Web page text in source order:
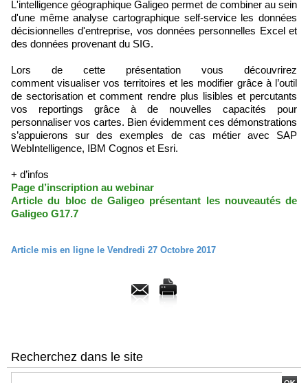
L'intelligence géographique Galigeo permet de combiner au sein
d'une même analyse cartographique self-service les données
décisionnelles d'entreprise, vos données personnelles Excel et
des données provenant du SIG.
Lors de cette présentation vous découvrirez
comment visualiser vos territoires et les modifier grâce à l’outil
de sectorisation et comment rendre plus lisibles et percutants
vos reportings grâce à de nouvelles capacités pour
personnaliser vos cartes. Bien évidemment ces démonstrations
s’appuierons sur des exemples de cas métier avec SAP
WebIntelligence, IBM Cognos et Esri.
+ d’infos
Page d’inscription au webinar
Article du bloc de Galigeo présentant les nouveautés de
Galigeo G17.7
Article mis en ligne le Vendredi 27 Octobre 2017
Recherchez dans le site